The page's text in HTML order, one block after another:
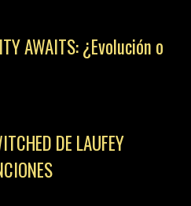
AWAITS: ¿Evolución o
DE LAUFEY